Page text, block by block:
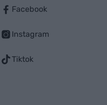
Facebook
Instagram
Tiktok